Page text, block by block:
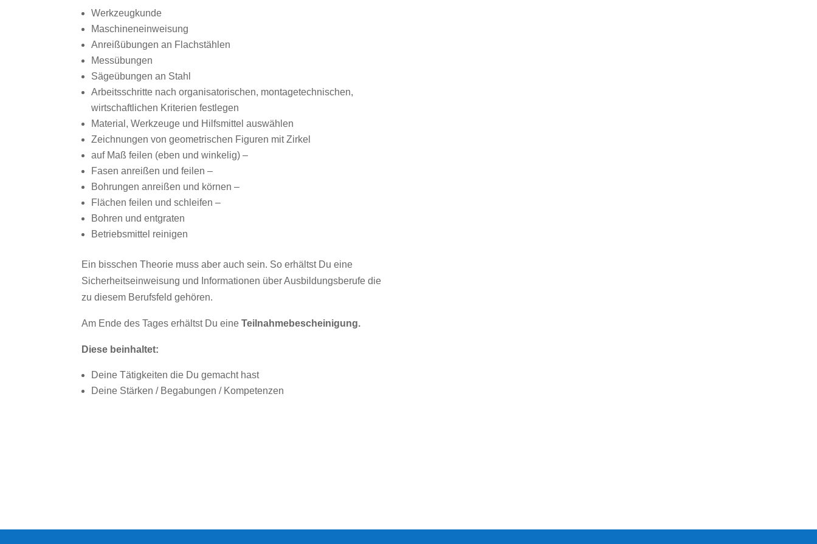
Werkzeugkunde
Maschineneinweisung
Anreißübungen an Flachstählen
Messübungen
Sägeübungen an Stahl
Arbeitsschritte nach organisatorischen, montagetechnischen,
wirtschaftlichen Kriterien festlegen
Material, Werkzeuge und Hilfsmittel auswählen
Zeichnungen von geometrischen Figuren mit Zirkel
auf Maß feilen (eben und winkelig) –
Fasen anreißen und feilen –
Bohrungen anreißen und körnen –
Flächen feilen und schleifen –
Bohren und entgraten
Betriebsmittel reinigen
Ein bisschen Theorie muss aber auch sein. So erhältst Du eine
Sicherheitseinweisung und Informationen über Ausbildungsberufe die
zu diesem Berufsfeld gehören.
Am Ende des Tages erhältst Du eineTeilnahmebescheinigung.
Diese beinhaltet:
Deine Tätigkeiten die Du gemacht hast
Deine Stärken / Begabungen / Kompetenzen